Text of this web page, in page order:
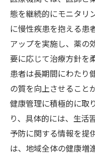
態を継続的にモニタリ
に慢性疾患を抱える患
アップを実施し、薬の
要に応じて治療方針を
患者は長期間にわたり
の質を向上させること
健康管理に積極的に取
り、具体的には、生活
予防に関する情報を提
は、地域全体の健康増